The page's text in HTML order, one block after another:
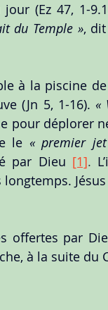
(Ez 47, 1-
du Temple »,
à la piscine
(Jn 5, 1-16). «
pour déplorer
le « premier jet
par Dieu [1].
offertes par
à la suite du